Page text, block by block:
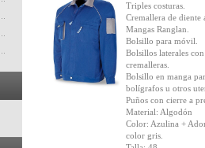
Triples costuras.
Cremallera de diente
Mangas Ranglan.
Bolsillo para móvil.
Bolsillos laterales con
cremalleras.
Bolsillo en manga
bolígrafos u otros
Puños con cierre a
Material: Algodón
Color: Azulina +
color gris.